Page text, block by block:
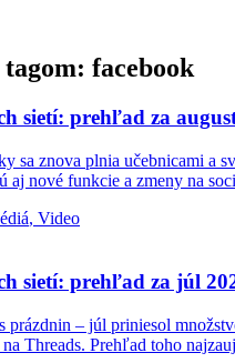
facebook
sietí: prehľad za
sa znova plnia učebnicami a
aj nové funkcie a zmeny na
, Video
sietí: prehľad za júl
prázdnin – júl priniesol
Threads. Prehľad toho